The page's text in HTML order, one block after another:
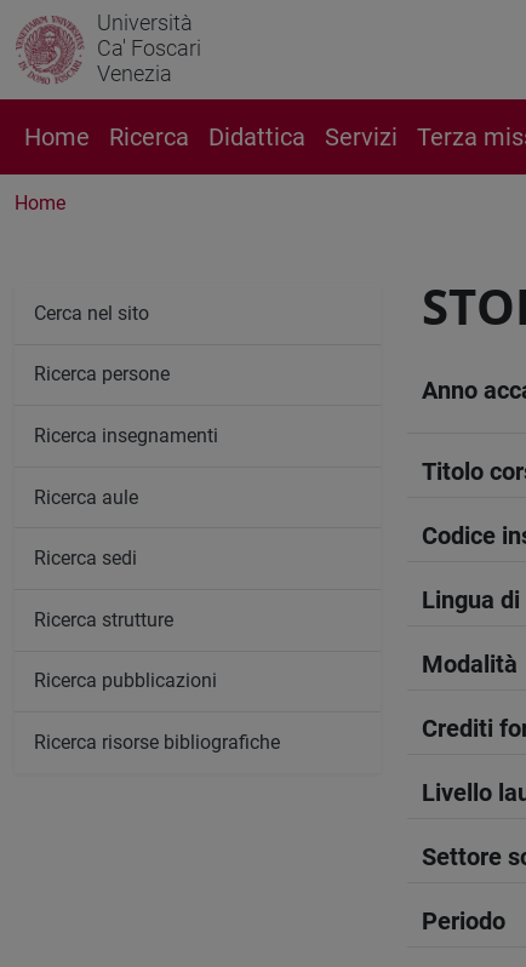
Università
Ca' Foscari
Venezia
Home Ricerca Didattica Servizi Terza
Home
Anno
Titolo
Codice
Lingua
Modalità
Crediti
Livello
Settore
Periodo
Cerca nel sito
Ricerca persone
Ricerca insegnamenti
Ricerca aule
Ricerca sedi
Ricerca strutture
Ricerca pubblicazioni
Ricerca risorse bibliografiche